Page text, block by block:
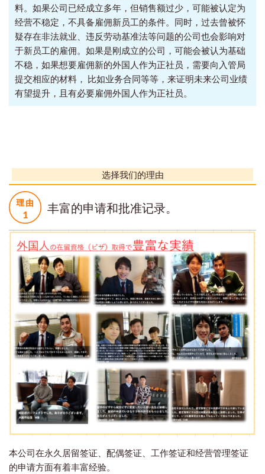
料。如果公司已经成立多年，但销售额过少，可能被认定为
经营不稳定，不具备雇佣新员工的条件。同时，过去曾被怀
疑存在非法就业、违反劳动基准法等问题的公司也会影响对
于新员工的雇佣。如果是刚成立的公司，可能会被认为基础
不稳，如果想要雇佣新的外国人作为正社员，需要向入管局
提交相应的材料， 比如业务合同等等，来证明未来公司业绩
有望提升，且有必要雇佣外国人作为正社员。
选择我们的理由
丰富的申请和批准记录。
本公司在永久居留签证、配偶签证、工作签证和经营管理签证
的申请方面有着丰富经验。